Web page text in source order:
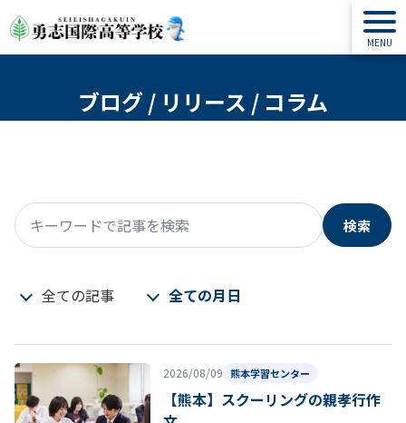
ブログ / リリース / コラム
キーワードで記事を検索
検索
全ての記事 全ての月日
2026/08/09 熊本学習センター
【熊本】スクーリングの親孝行作